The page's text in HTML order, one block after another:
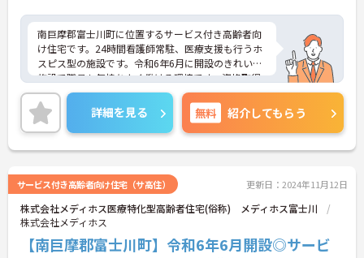
南巨摩郡富士川町に位置するサービス付き高齢者向
け住宅です。24時間看護師常駐、医療支援も行うホ
スピス型の施設です。令和6年6月に開設のきれいな
施設で職員も気持ちよく働ける環境です。資格取得
支援制度もあり、働きながらスキルアップも目指せ
ます。24時間看護師常駐のため、安心して介護業務
に専念できます。ご興味のある方には、面接対策ポ
イントなど、さらに詳細をお話ししますのでお気軽
にご相談ください！
詳細を見る 無料 紹介してもらう
サービス付き高齢者向け住宅（サ高住） 更新日：2024年11月12日
株式会社メディホス医療特化型高齢者住宅(俗称) メディホス富士川
株式会社メディホス
【南巨摩郡富士川町】令和6年6月開設◎サービ